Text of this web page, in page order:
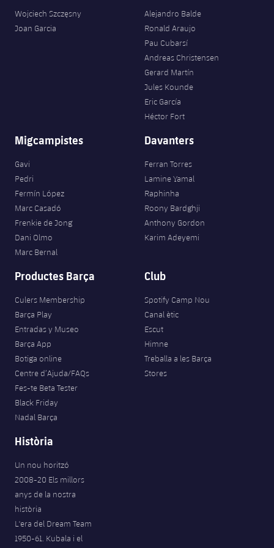
Acreditacions
SUB8 B
Fotos
Fotos
Infantil A
Entrades
Fotos
Història
Calendari
Actualitat
Campus Verano
Entrades
Resultats
Classificació
Jugadors
Fotos
Història
Palmarès
plusicon
més
Calendari
Resultats
Jugadors
Classificació
Actualitat
Barça C
Junior
Infantil
Aleví
Campus Estiu
PLUSICON
MÉS
Atletisme
plusicon
més
Actualitat
Masculí
Femení
Agenda
Bàsquet en cadira de rodes
plusicon
més
Actualitat
Jugadors
Calendari
Classificació
Hockey gel
plusicon
més
Hoquei herba
plusicon
més
Hockey Herba Masculí
Hockey Herba Femení
plusicon
més
Actualitat
Plantilla
Agenda
Escola de Patinatge
Rugby
Actualitat
Voleibol
plusicon
més
Wojciech Szczęsny
Joan Garcia
Alejandro Balde
Ronald Araujo
Pau Cubarsí
Andreas Christensen
Gerard Martín
Jules Kounde
Eric García
Héctor Fort
Migcampistes
Gavi
Pedri
Fermín López
Marc Casadó
Frenkie de Jong
Dani Olmo
Marc Bernal
Davanters
Ferran Torres
Lamine Yamal
Raphinha
Roony Bardghji
Anthony Gordon
Karim Adeyemi
Productes Barça
Culers Membership
Barça Play
Entradas y Museo
Barça App
Botiga online
Centre d’Ajuda/FAQs
Fes-te Beta Tester
Black Friday
Nadal Barça
Club
Spotify Camp Nou
Canal ètic
Escut
Himne
Treballa a les Barça
Stores
Història
Un nou horitzó
2008-20 Els millors
anys de la nostra
història
L'era del Dream Team
1950-61. Kubala i el